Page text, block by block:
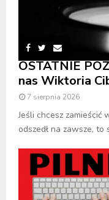
OSTATNIE
nas Wiktoria
7 sierpnia 2026
Jeśli chcesz zamieścić
odszedł na zawsze, to